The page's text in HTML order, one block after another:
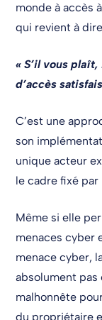
monde à accès
qui revient à
« S’il vous
d’accès
C’est une
son
unique acteur
le cadre fixé par
Même si elle
menaces cyber
menace cyber,
absolument
malhonnête
du propriétaire